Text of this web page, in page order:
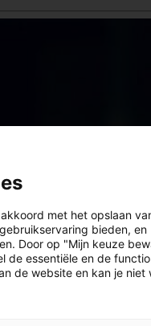
met het opslaan
bieden, en
Door op "Mijn keuze
de essentiële en de
de website en kan je niet